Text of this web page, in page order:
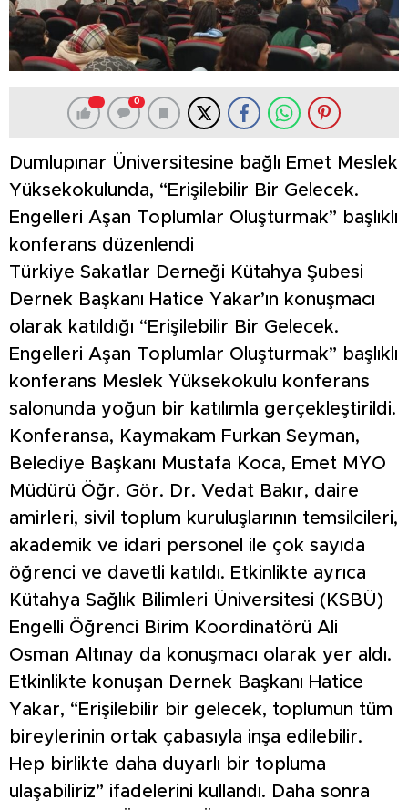
0
Dumlupınar Üniversitesine bağlı Emet Meslek
Yüksekokulunda, “Erişilebilir Bir Gelecek.
Engelleri Aşan Toplumlar Oluşturmak” başlıklı
konferans düzenlendi
Türkiye Sakatlar Derneği Kütahya Şubesi
Dernek Başkanı Hatice Yakar’ın konuşmacı
olarak katıldığı “Erişilebilir Bir Gelecek.
Engelleri Aşan Toplumlar Oluşturmak” başlıklı
konferans Meslek Yüksekokulu konferans
salonunda yoğun bir katılımla gerçekleştirildi.
Konferansa, Kaymakam Furkan Seyman,
Belediye Başkanı Mustafa Koca, Emet MYO
Müdürü Öğr. Gör. Dr. Vedat Bakır, daire
amirleri, sivil toplum kuruluşlarının temsilcileri,
akademik ve idari personel ile çok sayıda
öğrenci ve davetli katıldı. Etkinlikte ayrıca
Kütahya Sağlık Bilimleri Üniversitesi (KSBÜ)
Engelli Öğrenci Birim Koordinatörü Ali
Osman Altınay da konuşmacı olarak yer aldı.
Etkinlikte konuşan Dernek Başkanı Hatice
Yakar, “Erişilebilir bir gelecek, toplumun tüm
bireylerinin ortak çabasıyla inşa edilebilir.
Hep birlikte daha duyarlı bir topluma
ulaşabiliriz” ifadelerini kullandı. Daha sonra